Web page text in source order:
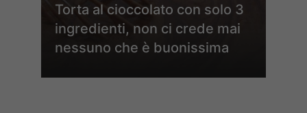
Torta al cioccolato con solo 3
ingredienti, non ci crede mai
nessuno che è buonissima